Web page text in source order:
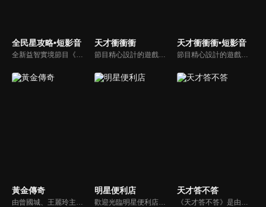
全民星攻略•短影音 天才衝衝衝
節目精心設計的遊戲內容，包括深受觀眾喜愛並且火紅於各大專院校的【TEMPO系列】，考驗藝人用肢體表達能力以及聯想能力的【你是WORD演】、【會演是英雄】，考驗英文程度的【EAR傳耳ABC】，超簡單、超爆笑的【看你怎麼說】，以及考驗藝人反應、機智以及隊友默契的【不可能的默契】等單元，逗趣又爆笑！
天才衝衝衝•短影音
節目精心設計的遊戲內容，包括深受觀眾喜愛並且火紅於各大專院校的【TEMPO系列】，考驗藝人用肢體表達能力以及聯想能力的【你是WORD演】、【會演是英雄】，考驗英文程度的【EAR傳耳ABC】，超簡單、超爆笑的【看你怎麼說】，以及考驗藝人反應、機智以及隊友默契的【不可能的默契】等單元，逗趣又爆笑！
黃金傳奇
由曾國城、王麗玲主持，許多人記憶中的經典外景綜藝節目之一。每次闖關成功的隊伍，可獲得藏寶圖；拼湊出完整藏寶圖者，可憑著藏寶圖提示至寶箱放置處；最後以正確寶箱之正確答案鑰匙開啟成功者，除隊長本身外的每位參賽者，即可獲得價值新台幣5萬元之黃金金牌。
明星便利店
歡迎光臨明星便利店！你覺得便利店裡面有什麼？關東煮？茶葉蛋？還是讓你尖叫的大明星？一家擁有明星的便利店，到底有多稀奇，你會不會想要光臨呢？
天才答不答
《天才答不答》是由吳宗憲和吳怡霈共同主持的益智節目。節目設立高額的獎金來考驗藝人們真實的人性，同時將題目立體化，讓你身歷其境去冒險答題。更有哪些出乎意料的處罰，讓藝人羞愧的不想再答錯！一個最接近「人性」與「真實」的益智節目，現在就讓吳宗憲帶你輕鬆玩轉知識。